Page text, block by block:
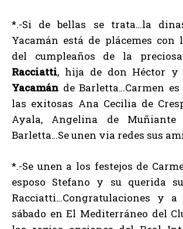
*.-Si de bellas se trata…la
Yacamán está de plácemes con
del cumpleaños de la preciosa
Racciatti, hija de don Héctor y
Yacamán de Barletta…Carmen
las exitosas Ana Cecilia de
Ayala, Angelina de
Barletta…Se unen via redes sus
*.-Se unen a los festejos de
esposo Stefano y su querida
Racciatti…Congratulaciones y a
sábado en El Mediterráneo del